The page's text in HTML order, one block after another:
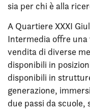
sia per chi è alla
A Quartiere XXXI
Intermedia offre
vendita di diverse
disponibili in
disponibili in
generazione,
due passi da scuole,